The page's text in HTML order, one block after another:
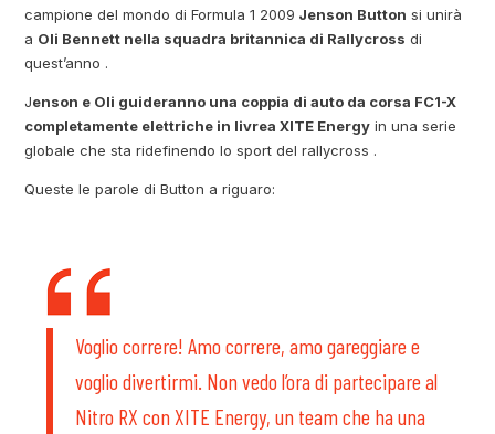
campione del mondo di Formula 1 2009 Jenson Button si unirà
a Oli Bennett nella squadra britannica di Rallycross di
quest’anno .
Jenson e Oli guideranno una coppia di auto da corsa FC1-X
completamente elettriche in livrea XITE Energy in una serie
globale che sta ridefinendo lo sport del rallycross .
Queste le parole di Button a riguaro:
Voglio correre! Amo correre, amo gareggiare e
voglio divertirmi. Non vedo l’ora di partecipare al
Nitro RX con XITE Energy, un team che ha una